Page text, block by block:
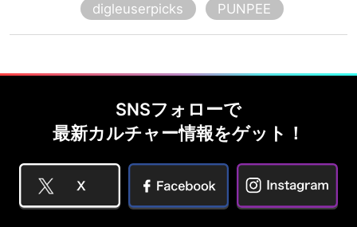
digleuserpicks
PUNPEE
SNSフォローで
最新カルチャー情報をゲット！